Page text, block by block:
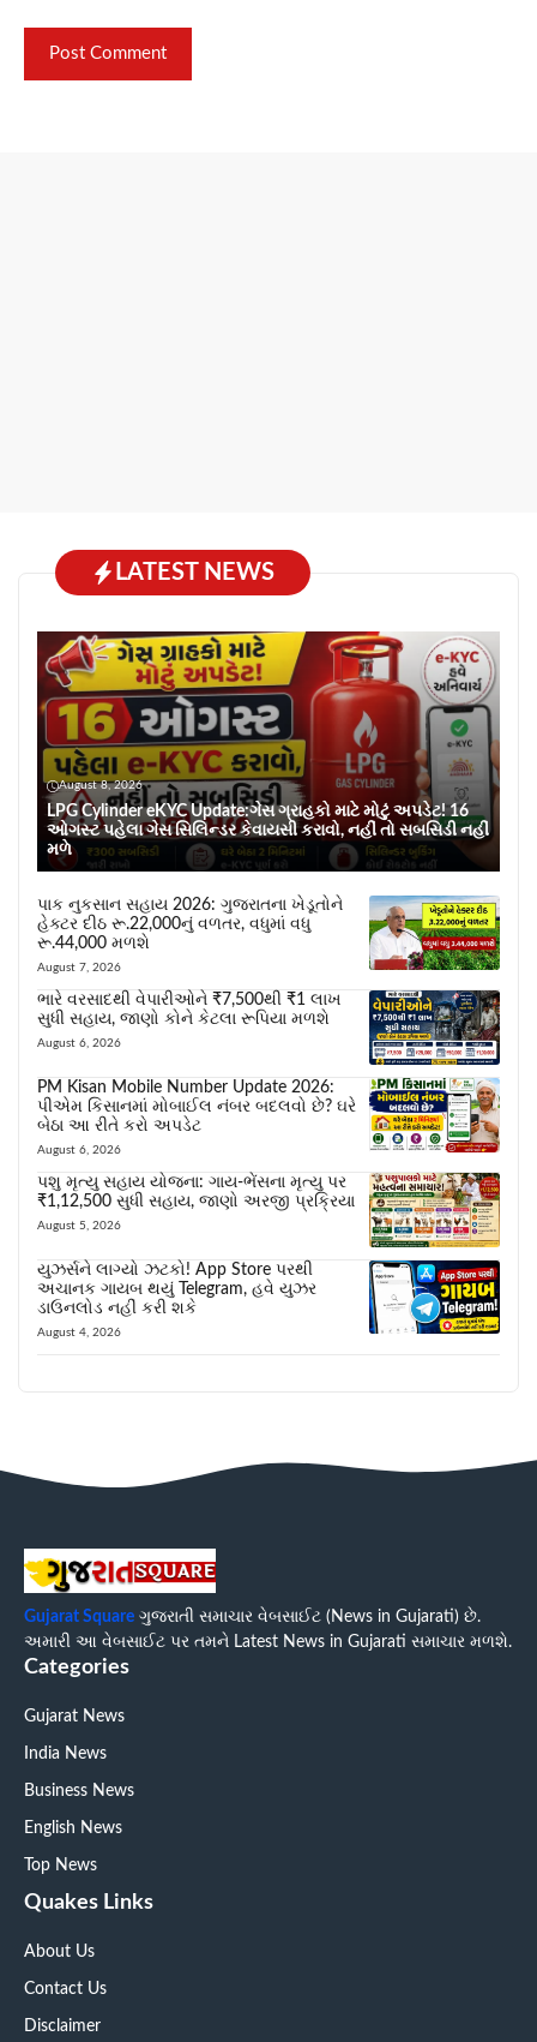
LATEST NEWS
August 8, 2026
LPG Cylinder eKYC Update:ગેસ ગ્રાહકો માટે મોટું અપડેટ! 16
ઓગસ્ટ પહેલા ગેસ સિલિન્ડર કેવાયસી કરાવો, નહીં તો સબસિડી નહીં
મળે
પાક નુકસાન સહાય 2026: ગુજરાતના ખેડૂતોને
હેક્ટર દીઠ રૂ.22,000નું વળતર, વધુમાં વધુ
રૂ.44,000 મળશે
August 7, 2026
ભારે વરસાદથી વેપારીઓને ₹7,500થી ₹1 લાખ
સુધી સહાય, જાણો કોને કેટલા રૂપિયા મળશે
August 6, 2026
PM Kisan Mobile Number Update 2026:
પીએમ કિસાનમાં મોબાઈલ નંબર બદલવો છે? ઘરે
બેઠા આ રીતે કરો અપડેટ
August 6, 2026
પશુ મૃત્યુ સહાય યોજના: ગાય-ભેંસના મૃત્યુ પર
₹1,12,500 સુધી સહાય, જાણો અરજી પ્રક્રિયા
August 5, 2026
યુઝર્સને લાગ્યો ઝટકો! App Store પરથી
અચાનક ગાયબ થયું Telegram, હવે યુઝર
ડાઉનલોડ નહીં કરી શકે
August 4, 2026
Gujarat Square ગુજરાતી સમાચાર વેબસાઈટ (News in Gujarati) છે.
અમારી આ વેબસાઈટ પર તમને Latest News in Gujarati સમાચાર મળશે.
Categories
Gujarat News
India News
Business News
English News
Top News
Quakes Links
About Us
Contact Us
Disclaimer